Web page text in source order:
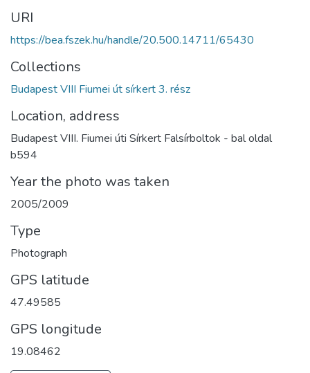
URI
https://bea.fszek.hu/handle/20.500.14711/65430
Collections
Budapest VIII Fiumei út sírkert 3. rész
Location, address
Budapest VIII. Fiumei úti Sírkert Falsírboltok - bal oldal
b594
Year the photo was taken
2005/2009
Type
Photograph
GPS latitude
47.49585
GPS longitude
19.08462